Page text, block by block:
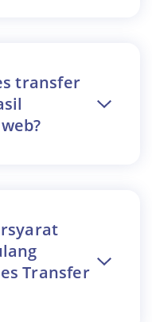
transfer
Transfer